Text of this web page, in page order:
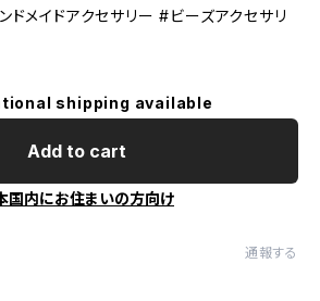
ドメイドアクセサリー #ビーズアクセサリ
shipping available
Add to cart
国内にお住まいの方向け
通報する